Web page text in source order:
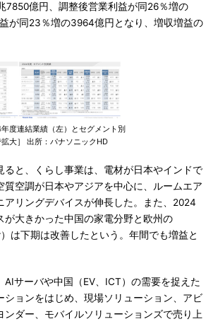
7850億円、調整後営業利益が同26％増の
が同23％増の3964億円となり、増収増益の
度連結業績（左）とセグメント別
大］ 出所：パナソニックHD
と、くらし事業は、電材が日本やインドで
質空調が日本やアジアを中心に、ルームエア
アリングデバイスが伸長した。また、2024
が大きかった中国の家電分野と欧州の
は下期は改善したという。年間でも増益と
サーバや中国（EV、ICT）の需要を捉えた
ションをはじめ、現場ソリューション、アビ
ンダー、モバイルソリューションズで売り上